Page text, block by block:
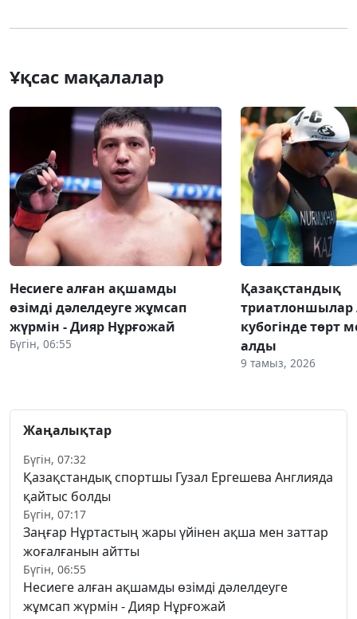
Ұқсас мақалалар
Несиеге алған ақшамды
өзімді дәлелдеуге жұмсап
жүрмін - Дияр Нұрғожай
Бүгін, 06:55
Қазақстандық
триатлоншылар
кубогінде төрт
алды
9 тамыз, 2026
Жаңалықтар
Бүгін, 07:32
Қазақстандық спортшы Гузал Ергешева Англияда
қайтыс болды
Бүгін, 07:17
Заңғар Нұртастың жары үйінен ақша мен заттар
жоғалғанын айтты
Бүгін, 06:55
Несиеге алған ақшамды өзімді дәлелдеуге
жұмсап жүрмін - Дияр Нұрғожай